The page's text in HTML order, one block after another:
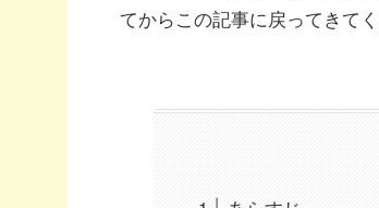
てからこの記事に戻ってきて